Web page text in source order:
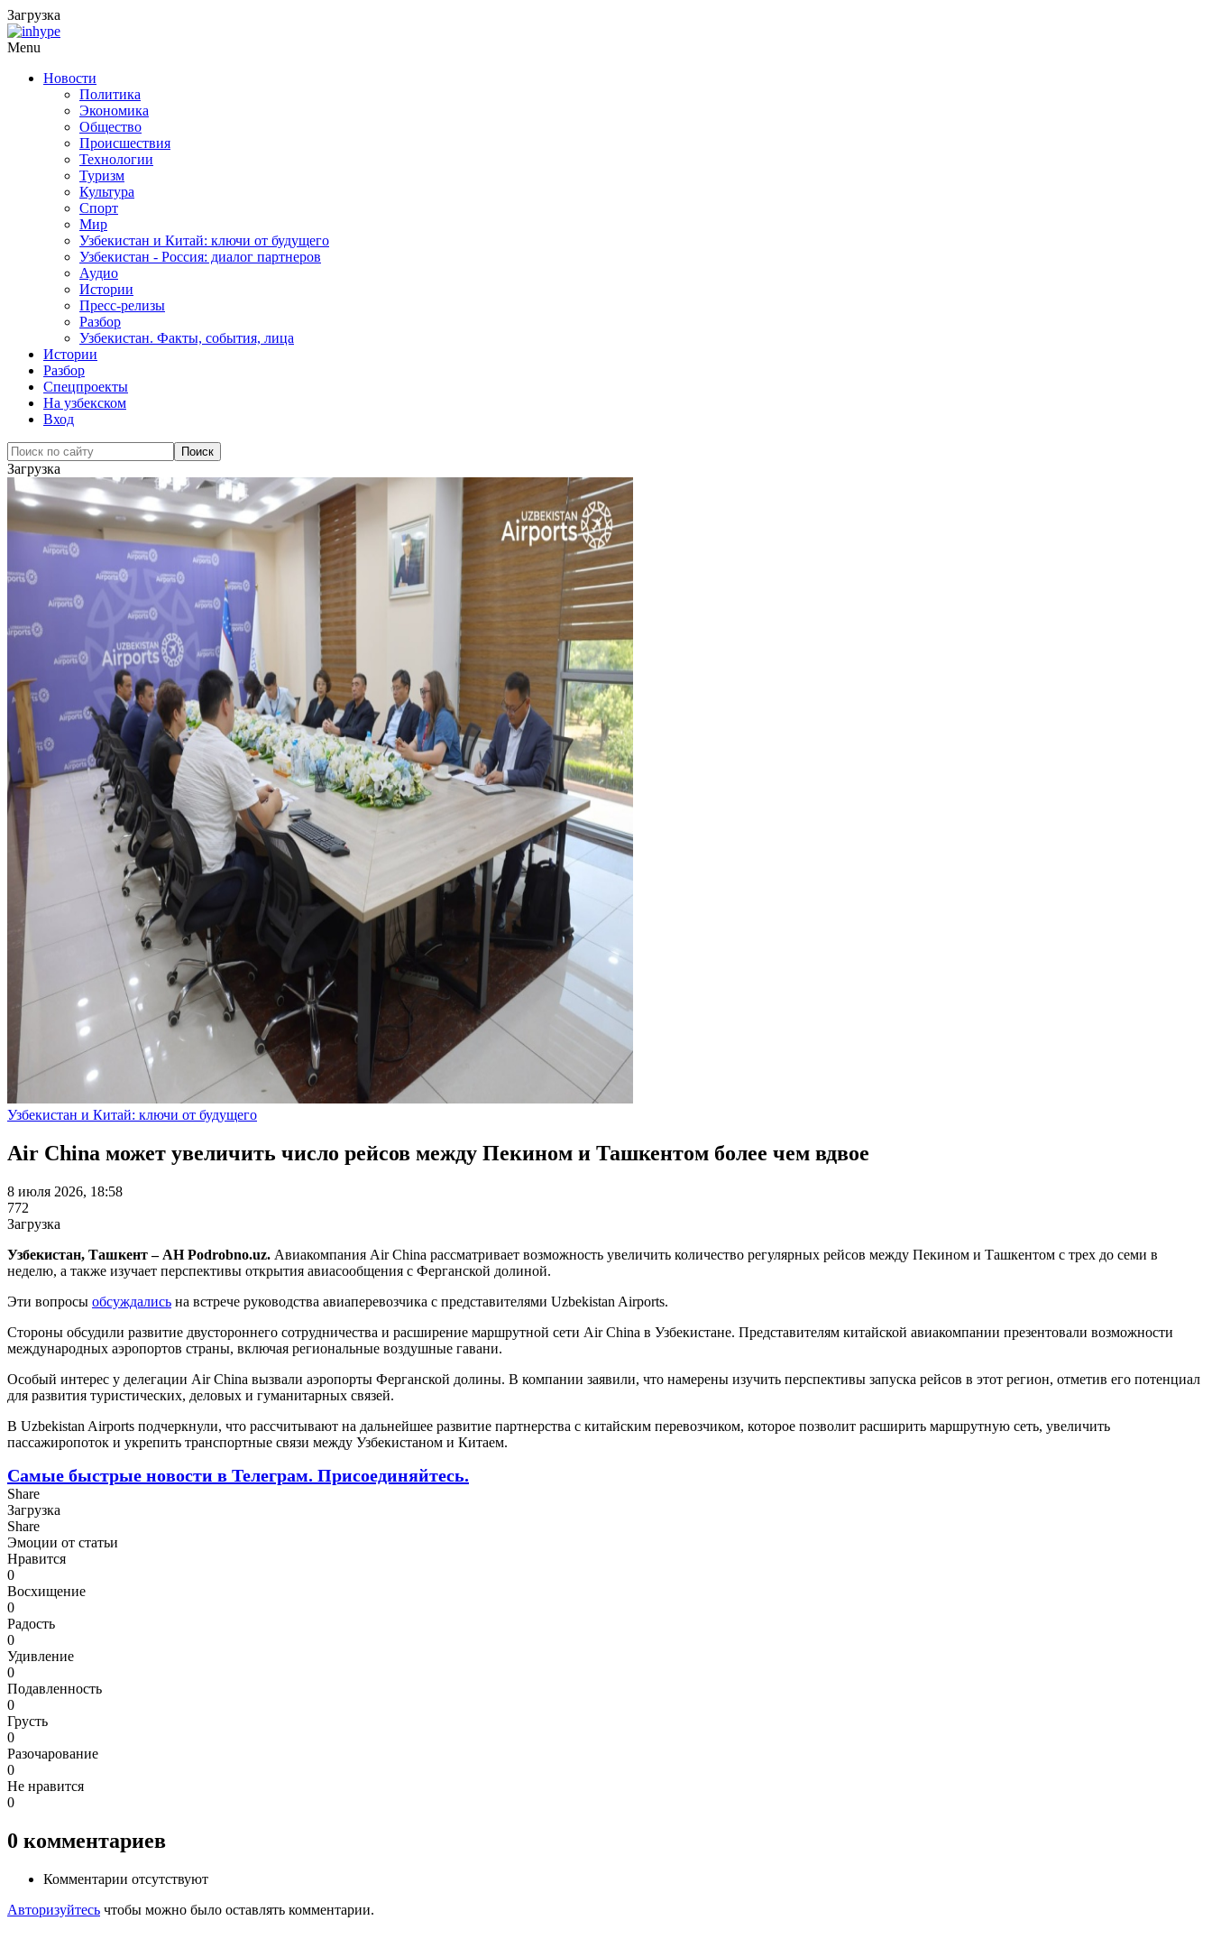
Загрузка
Menu
Новости
Политика
Экономика
Общество
Происшествия
Технологии
Туризм
Культура
Спорт
Мир
Узбекистан и Китай: ключи от будущего
Узбекистан - Россия: диалог партнеров
Аудио
Истории
Пресс-релизы
Разбор
Узбекистан. Факты, события, лица
Истории
Разбор
Спецпроекты
На узбекском
Вход
Загрузка
Узбекистан и Китай: ключи от будущего
Air China может увеличить число рейсов между Пекином и Ташкентом более чем вдвое
8 июля 2026, 18:58
772
Загрузка
Узбекистан, Ташкент – АН Podrobno.uz. Авиакомпания Air China рассматривает возможность увеличить количество регулярных рейсов между Пекином и Ташкентом с трех до семи в
неделю, а также изучает перспективы открытия авиасообщения с Ферганской долиной.
Эти вопросы обсуждались на встрече руководства авиаперевозчика с представителями Uzbekistan Airports.
Стороны обсудили развитие двустороннего сотрудничества и расширение маршрутной сети Air China в Узбекистане. Представителям китайской авиакомпании презентовали возможности
международных аэропортов страны, включая региональные воздушные гавани.
Особый интерес у делегации Air China вызвали аэропорты Ферганской долины. В компании заявили, что намерены изучить перспективы запуска рейсов в этот регион, отметив его потенциал
для развития туристических, деловых и гуманитарных связей.
В Uzbekistan Airports подчеркнули, что рассчитывают на дальнейшее развитие партнерства с китайским перевозчиком, которое позволит расширить маршрутную сеть, увеличить
пассажиропоток и укрепить транспортные связи между Узбекистаном и Китаем.
Самые быстрые новости в Телеграм. Присоединяйтесь.
Share
Загрузка
Share
Эмоции от статьи
Нравится
0
Восхищение
0
Радость
0
Удивление
0
Подавленность
0
Грусть
0
Разочарование
0
Не нравится
0
0 комментариев
Комментарии отсутствуют
Авторизуйтесь чтобы можно было оставлять комментарии.